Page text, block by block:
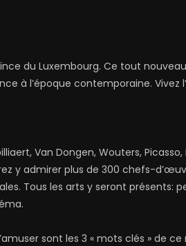
du Luxembourg. Ce tout
à l’époque contemporaine. Vivez
Van Dongen, Wouters,
y admirer plus de 300 chefs-
Tous les arts y seront présents:
sont les 3 « mots clés » de